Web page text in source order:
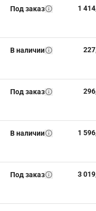
Под заказ 1
В наличии
Под заказ
В наличии 1
Под заказ 3